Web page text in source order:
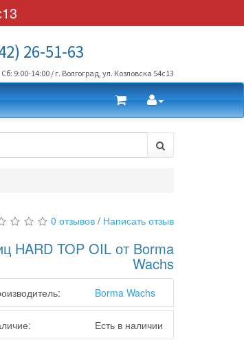
26-51-63
9:00-14:00 / г. Волгоград, ул. Козловска 54с13
0 отзывов / Написать отзыв
HARD TOP OIL от Borma
Wachs
Borma Wachs
Есть в наличии